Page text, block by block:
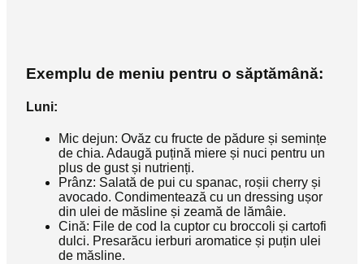
Exemplu de meniu pentru o săptămână:
Luni:
Mic dejun: Ovăz cu fructe de pădure și semințe
de chia. Adaugă puțină miere și nuci pentru un
plus de gust și nutrienți.
Prânz: Salată de pui cu spanac, roșii cherry și
avocado. Condimentează cu un dressing ușor
din ulei de măsline și zeamă de lămâie.
Cină: File de cod la cuptor cu broccoli și cartofi
dulci. Presarăcu ierburi aromatice și puțin ulei
de măsline.